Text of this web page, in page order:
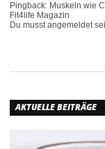
Pingback: Muskeln wie
Fit4life Magazin
Du musst angemeldet
AKTUELLE BEITRÄGE